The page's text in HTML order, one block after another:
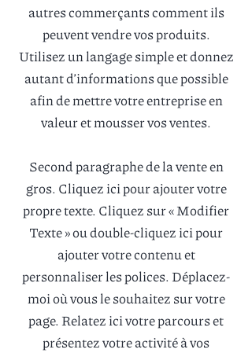
autres commerçants comment ils
peuvent vendre vos produits.
Utilisez un langage simple et donnez
autant d’informations que possible
afin de mettre votre entreprise en
valeur et mousser vos ventes.
Second paragraphe de la vente en
gros. Cliquez ici pour ajouter votre
propre texte. Cliquez sur « Modifier
Texte » ou double-cliquez ici pour
ajouter votre contenu et
personnaliser les polices. Déplacez-
moi où vous le souhaitez sur votre
page. Relatez ici votre parcours et
présentez votre activité à vos